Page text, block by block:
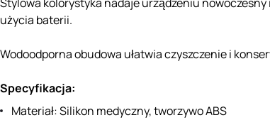
użycia baterii.
Wodoodporna obudowa ułatwia czyszczenie i
Specyfikacja:
Materiał: Silikon medyczny, tworzywo ABS